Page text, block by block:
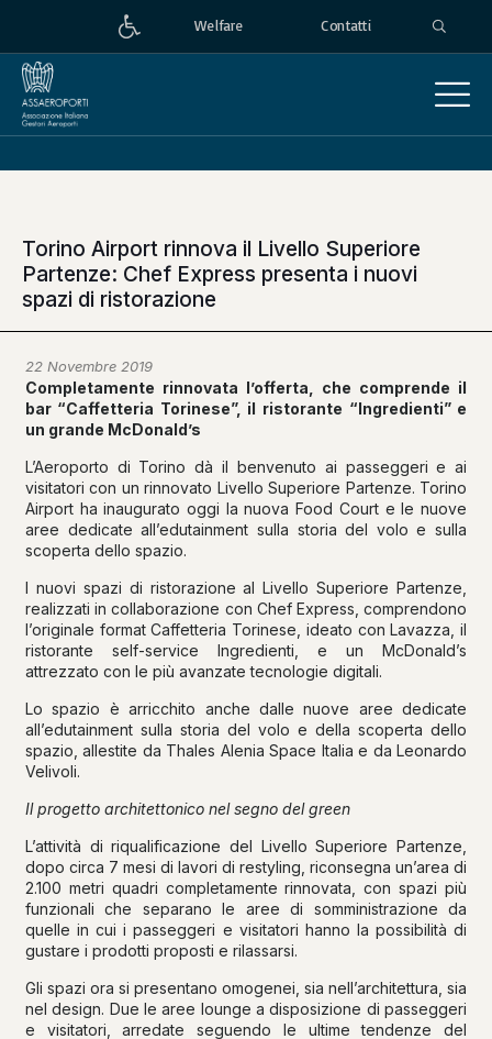
Welfare Contatti
Torino Airport rinnova il Livello Superiore
Partenze: Chef Express presenta i nuovi
spazi di ristorazione
22 Novembre 2019
Completamente rinnovata l’offerta, che comprende il
bar “Caffetteria Torinese”, il ristorante “Ingredienti” e
un grande McDonald’s
L’Aeroporto di Torino dà il benvenuto ai passeggeri e ai
visitatori con un rinnovato Livello Superiore Partenze. Torino
Airport ha inaugurato oggi la nuova Food Court e le nuove
aree dedicate all’edutainment sulla storia del volo e sulla
scoperta dello spazio.
I nuovi spazi di ristorazione al Livello Superiore Partenze,
realizzati in collaborazione con Chef Express, comprendono
l’originale format Caffetteria Torinese, ideato con Lavazza, il
ristorante self-service Ingredienti, e un McDonald’s
attrezzato con le più avanzate tecnologie digitali.
Lo spazio è arricchito anche dalle nuove aree dedicate
all’edutainment sulla storia del volo e della scoperta dello
spazio, allestite da Thales Alenia Space Italia e da Leonardo
Velivoli.
Il progetto architettonico nel segno del green
L’attività di riqualificazione del Livello Superiore Partenze,
dopo circa 7 mesi di lavori di restyling, riconsegna un’area di
2.100 metri quadri completamente rinnovata, con spazi più
funzionali che separano le aree di somministrazione da
quelle in cui i passeggeri e visitatori hanno la possibilità di
gustare i prodotti proposti e rilassarsi.
Gli spazi ora si presentano omogenei, sia nell’architettura, sia
nel design. Due le aree lounge a disposizione di passeggeri
e visitatori, arredate seguendo le ultime tendenze del